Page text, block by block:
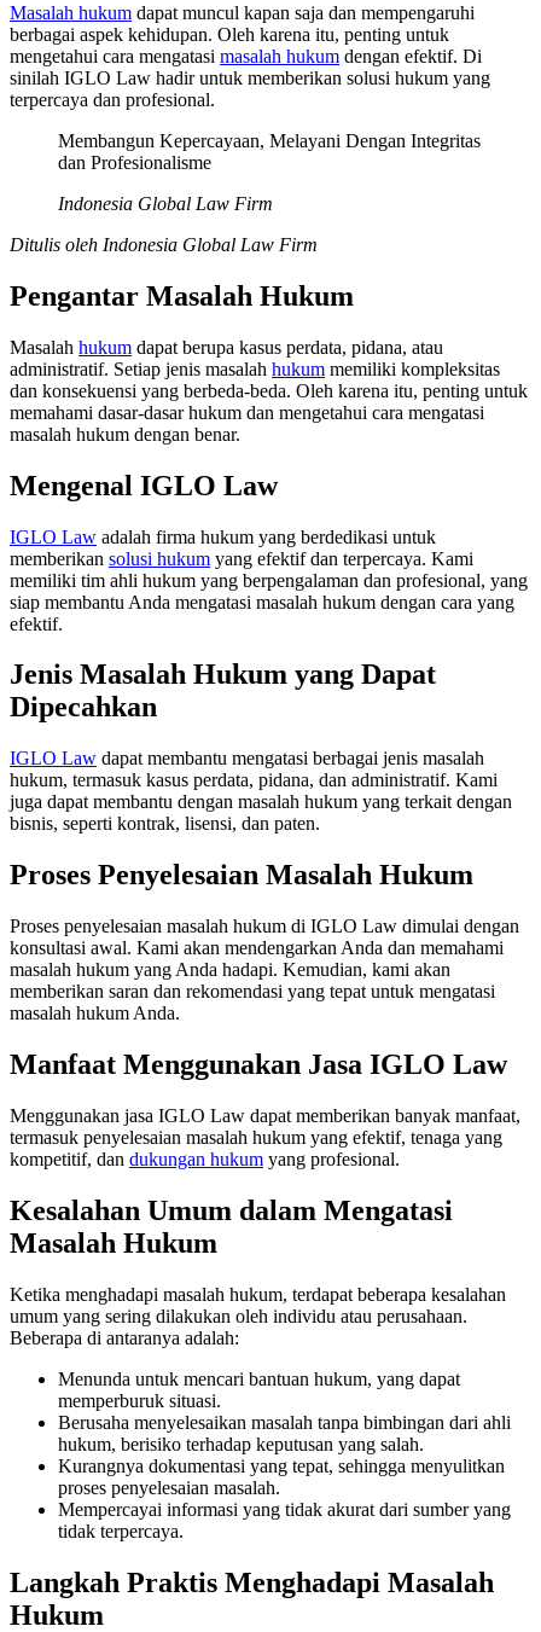
Masalah hukum dapat muncul kapan saja dan mempengaruhi
berbagai aspek kehidupan. Oleh karena itu, penting untuk
mengetahui cara mengatasi masalah hukum dengan efektif. Di
sinilah IGLO Law hadir untuk memberikan solusi hukum yang
terpercaya dan profesional.
Membangun Kepercayaan, Melayani Dengan Integritas
dan Profesionalisme
Indonesia Global Law Firm
Ditulis oleh Indonesia Global Law Firm
Pengantar Masalah Hukum
Masalah hukum dapat berupa kasus perdata, pidana, atau
administratif. Setiap jenis masalah hukum memiliki kompleksitas
dan konsekuensi yang berbeda-beda. Oleh karena itu, penting untuk
memahami dasar-dasar hukum dan mengetahui cara mengatasi
masalah hukum dengan benar.
Mengenal IGLO Law
IGLO Law adalah firma hukum yang berdedikasi untuk
memberikan solusi hukum yang efektif dan terpercaya. Kami
memiliki tim ahli hukum yang berpengalaman dan profesional, yang
siap membantu Anda mengatasi masalah hukum dengan cara yang
efektif.
Jenis Masalah Hukum yang Dapat
Dipecahkan
IGLO Law dapat membantu mengatasi berbagai jenis masalah
hukum, termasuk kasus perdata, pidana, dan administratif. Kami
juga dapat membantu dengan masalah hukum yang terkait dengan
bisnis, seperti kontrak, lisensi, dan paten.
Proses Penyelesaian Masalah Hukum
Proses penyelesaian masalah hukum di IGLO Law dimulai dengan
konsultasi awal. Kami akan mendengarkan Anda dan memahami
masalah hukum yang Anda hadapi. Kemudian, kami akan
memberikan saran dan rekomendasi yang tepat untuk mengatasi
masalah hukum Anda.
Manfaat Menggunakan Jasa IGLO Law
Menggunakan jasa IGLO Law dapat memberikan banyak manfaat,
termasuk penyelesaian masalah hukum yang efektif, tenaga yang
kompetitif, dan dukungan hukum yang profesional.
Kesalahan Umum dalam Mengatasi
Masalah Hukum
Ketika menghadapi masalah hukum, terdapat beberapa kesalahan
umum yang sering dilakukan oleh individu atau perusahaan.
Beberapa di antaranya adalah:
Menunda untuk mencari bantuan hukum, yang dapat
memperburuk situasi.
Berusaha menyelesaikan masalah tanpa bimbingan dari ahli
hukum, berisiko terhadap keputusan yang salah.
Kurangnya dokumentasi yang tepat, sehingga menyulitkan
proses penyelesaian masalah.
Mempercayai informasi yang tidak akurat dari sumber yang
tidak terpercaya.
Langkah Praktis Menghadapi Masalah
Hukum